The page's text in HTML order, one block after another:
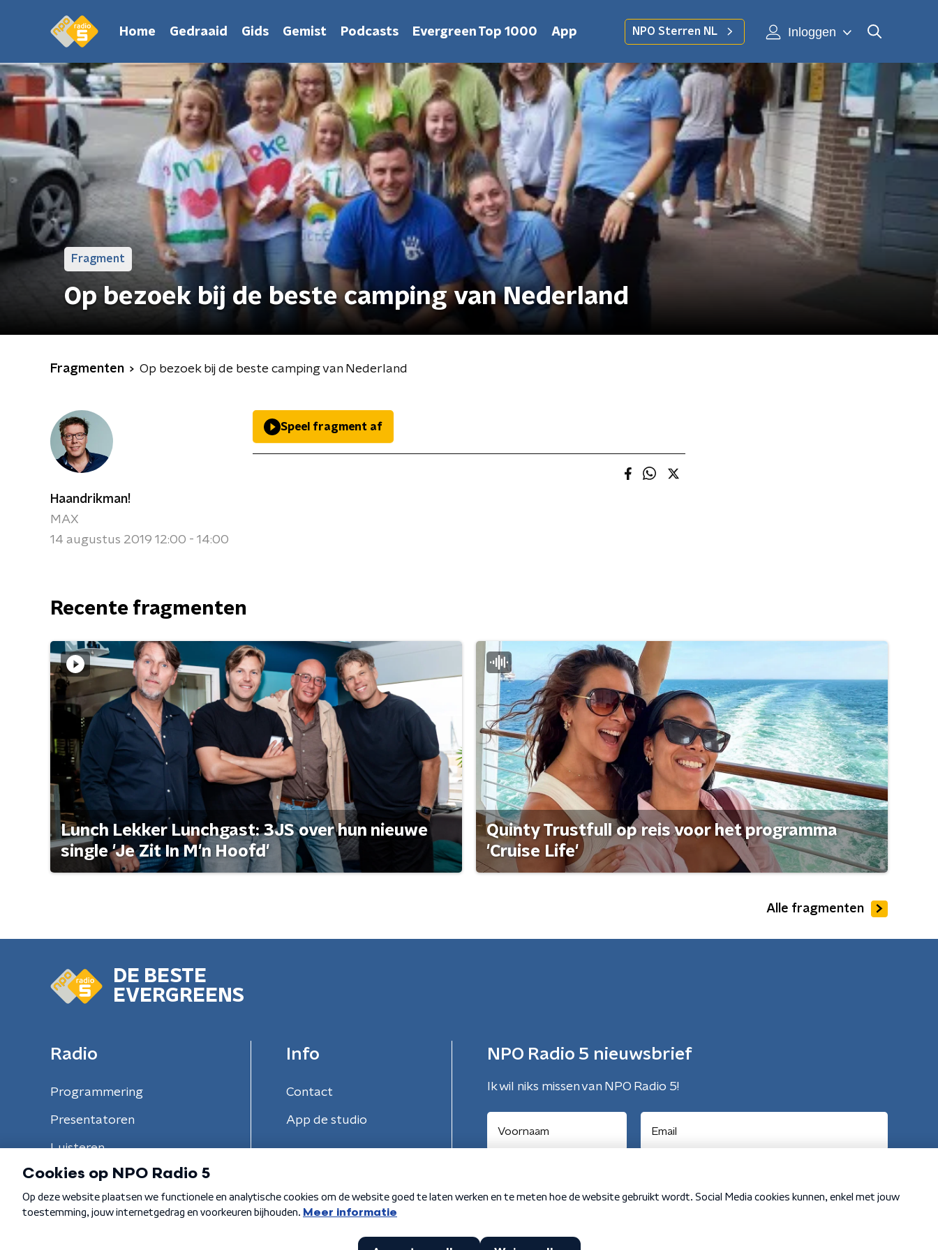
Home Gedraaid Gids Gemist Podcasts Evergreen Top 1000 App NPO Sterren NL Inloggen
Fragment
Op bezoek bij de beste camping van Nederland
Fragmenten Op bezoek bij de beste camping van Nederland
Haandrikman!
MAX
14 augustus 2019 12:00 - 14:00
Speel fragment af
Recente fragmenten
Lunch Lekker Lunchgast: 3JS over hun nieuwe
single 'Je Zit In M'n Hoofd'
Quinty Trustfull op reis voor het programma
'Cruise Life'
Alle fragmenten
DE BESTE
EVERGREENS
Radio
Programmering
Presentatoren
Luisteren
Info
Contact
App de studio
NPO Radio 5 nieuwsbrief
Ik wil niks missen van NPO Radio 5!
Algemene voorwaarden Privacybeleid